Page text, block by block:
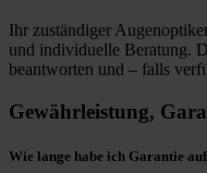
Ihr zuständiger
und individuelle Beratung.
beantworten und – falls
Gewährleistung,
Wie lange habe ich Garantie